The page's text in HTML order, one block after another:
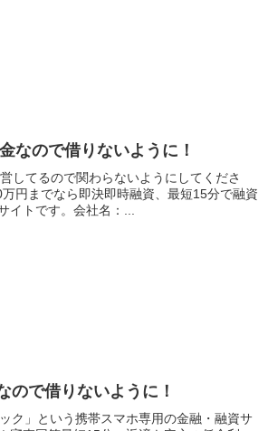
なので借りないように！
してるので関わらないようにしてくださ
円までなら即決即時融資、最短15分で融資
イトです。会社名：...
ので借りないように！
ク」という携帯スマホ専用の金融・融資サ